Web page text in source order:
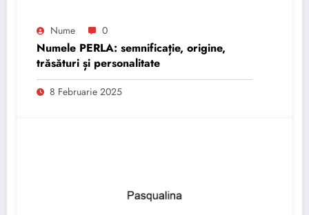
Nume 0
Numele PERLA: semnificație, origine,
trăsături și personalitate
8 Februarie 2025